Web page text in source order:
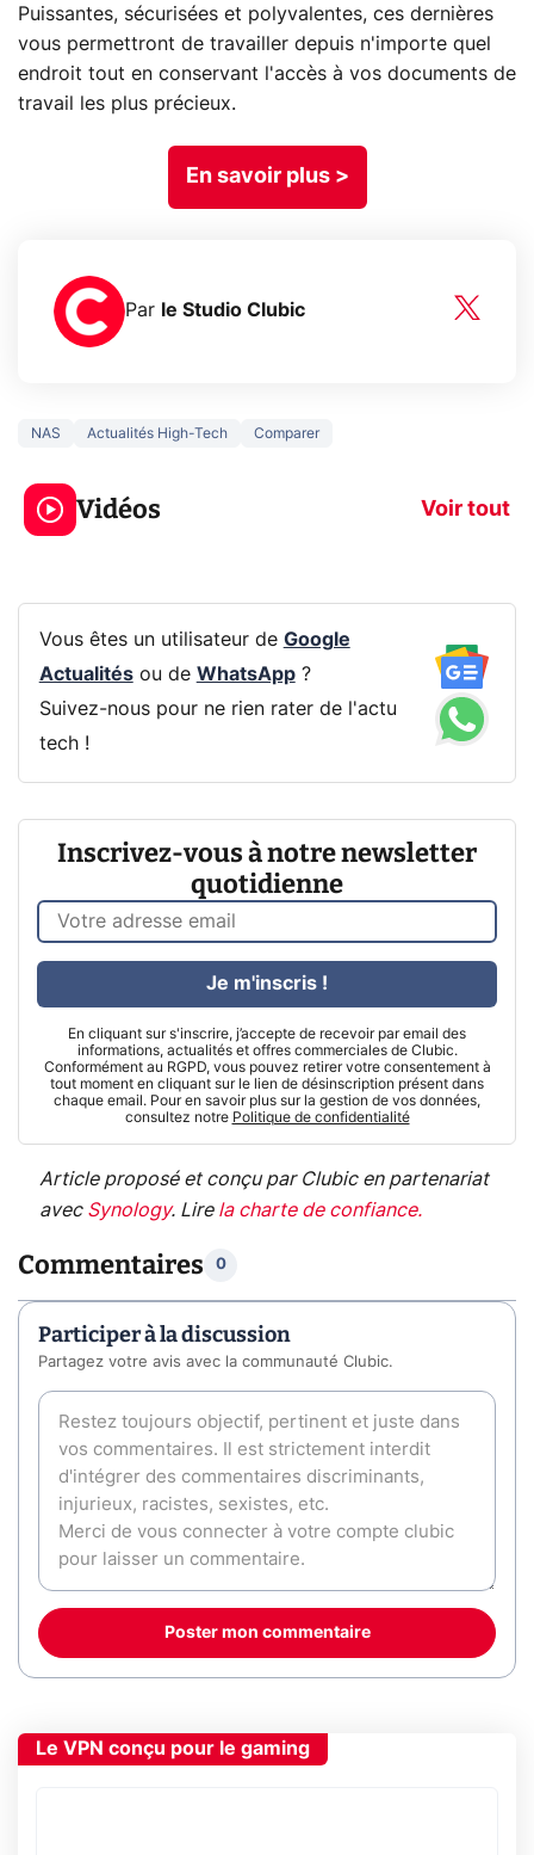
Puissantes, sécurisées et polyvalentes, ces dernières
vous permettront de travailler depuis n'importe quel
endroit tout en conservant l'accès à vos documents de
travail les plus précieux.
En savoir plus >
Par le Studio Clubic
NAS Actualités High-Tech Comparer
Vidéos Voir tout
5 générations de
jeux dans la
prochaine Xbox !
navigation
Vous êtes un utilisateur de Google
Actualitésou de WhatsApp?
Suivez-nous pour ne rien rater de l'actu
tech !
Inscrivez-vous à notre newsletter
quotidienne
En cliquant sur s'inscrire, j’accepte de recevoir par email des
informations, actualités et offres commerciales de Clubic.
Conformément au RGPD, vous pouvez retirer votre consentement à
tout moment en cliquant sur le lien de désinscription présent dans
chaque email. Pour en savoir plus sur la gestion de vos données,
consultez notre Politique de confidentialité
Je m'inscris !
Article proposé et conçu par Clubic en partenariat
avec Synology. Lire la charte de confiance.
Commentaires 0
Participer à la discussion
Partagez votre avis avec la communauté Clubic.
Poster mon commentaire
Le VPN conçu pour le gaming